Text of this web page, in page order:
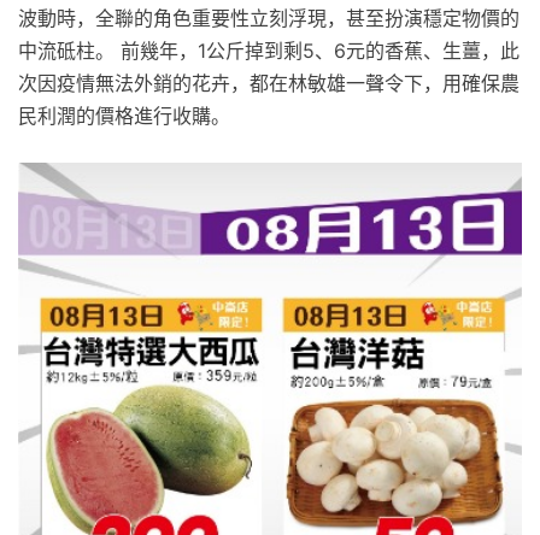
波動時，全聯的角色重要性立刻浮現，甚至扮演穩定物價的
中流砥柱。 前幾年，1公斤掉到剩5、6元的香蕉、生薑，此
次因疫情無法外銷的花卉，都在林敏雄一聲令下，用確保農
民利潤的價格進行收購。